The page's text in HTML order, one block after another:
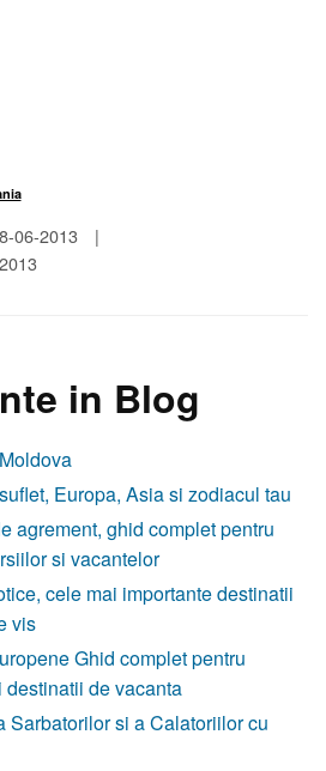
06-2013
|
in Blog
Europa, Asia si zodiacul tau
agrement, ghid complet pentru
si vacantelor
cele mai importante destinatii
vis
Ghid complet pentru
de vacanta
Sarbatorilor si a Calatoriilor cu